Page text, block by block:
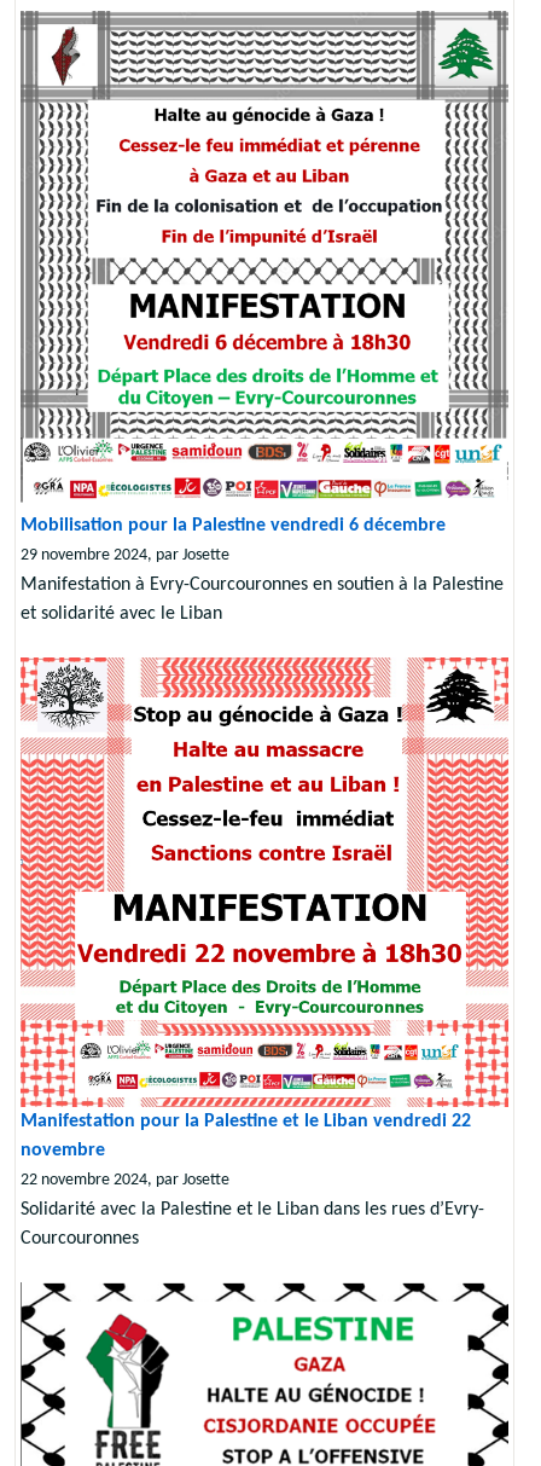
Mobilisation pour la Palestine vendredi 6 décembre
29 novembre 2024, par Josette
Manifestation à Evry-Courcouronnes en soutien à la Palestine
et solidarité avec le Liban
Manifestation pour la Palestine et le Liban vendredi 22
novembre
22 novembre 2024, par Josette
Solidarité avec la Palestine et le Liban dans les rues d’Evry-
Courcouronnes